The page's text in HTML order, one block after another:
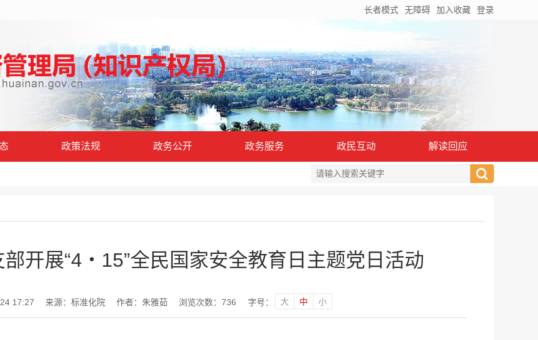
长者模式 无障碍 加入收藏 登录
政策法规 政务公开 政务服务 政民互动 解读回应
开展“4・15”全民国家安全教育日主题党日活动
17:27 来源：标准化院 作者：朱雅茹 浏览次数： 736 字号： 大 中 小